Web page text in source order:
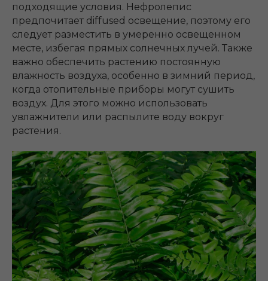
подходящие условия. Нефролепис
предпочитает diffused освещение, поэтому его
следует разместить в умеренно освещенном
месте, избегая прямых солнечных лучей. Также
важно обеспечить растению постоянную
влажность воздуха, особенно в зимний период,
когда отопительные приборы могут сушить
воздух. Для этого можно использовать
увлажнители или распылите воду вокруг
растения.